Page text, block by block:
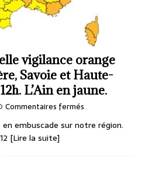
vigilance orange
Savoie et Haute-
L’Ain en jaune.
Commentaires fermés
embuscade sur notre région.
[Lire la suite]